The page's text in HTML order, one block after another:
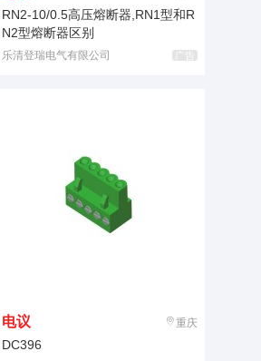
RN2-10/0.5高压熔断器,RN1型和R
N2型熔断器区别
乐清登瑞电气有限公司 广告
电议 重庆
DC396